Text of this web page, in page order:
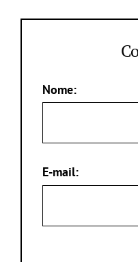
Nome:
E-mail: